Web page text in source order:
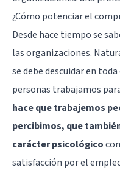
¿Cómo potenciar el
Desde hace tiempo se
las organizaciones.
se debe descuidar en
personas trabajamos
hace que trabajemos
percibimos, que
carácter psicológico
satisfacción por el